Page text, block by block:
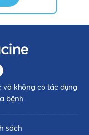
và không có tác dụng
bệnh
sách